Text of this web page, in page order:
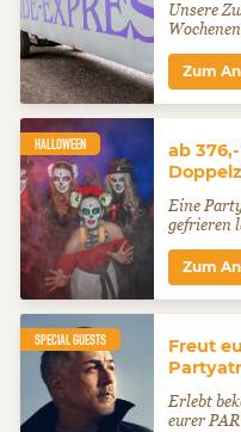
Unsere
Zum
HALLOWEEN
ab
Eine
gefrieren
Zum
SPECIAL GUESTS
Freut
Erlebt
eurer